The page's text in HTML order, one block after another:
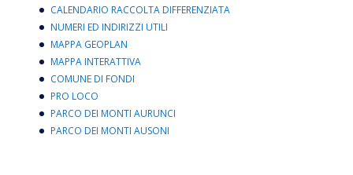
CALENDARIO RACCOLTA DIFFERENZIATA
NUMERI ED INDIRIZZI UTILI
MAPPA GEOPLAN
MAPPA INTERATTIVA
COMUNE DI FONDI
PRO LOCO
PARCO DEI MONTI AURUNCI
PARCO DEI MONTI AUSONI